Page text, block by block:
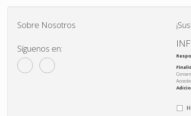
Sobre Nosotros
Síguenos en: